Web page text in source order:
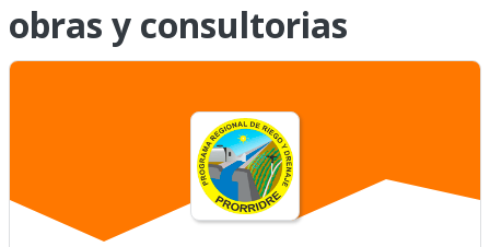
obras y consultorias